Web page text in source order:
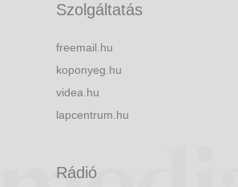
Szolgáltatás
freemail.hu
koponyeg.hu
videa.hu
lapcentrum.hu
Rádió